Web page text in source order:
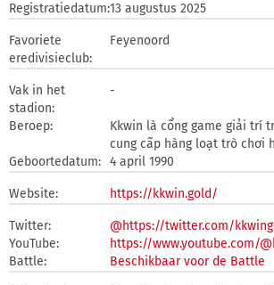
Registratiedatum:13 augustus 2025
Favoriete
eredivisieclub:
Feyenoord
Vak in het
stadion:
-
Beroep:
Kkwin là cổng game giải trí
cung cấp hàng loạt trò chơi h
Geboortedatum: 4 april 1990
Website: https://kkwin.gold/
Twitter:
@https://twitter.com/
YouTube:
https://www.youtube.com/
Battle:
Beschikbaar voor de Battle